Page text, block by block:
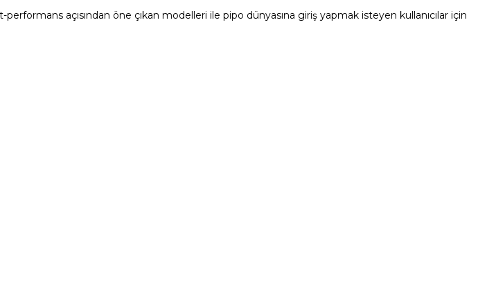
açısından öne çıkan modelleri ile pipo dünyasına giriş yapmak isteyen kullanıcılar için